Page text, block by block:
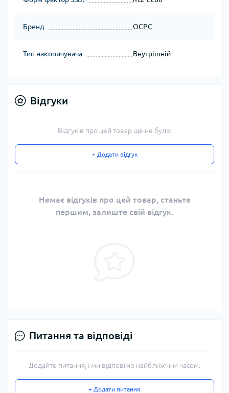
Бренд OCPC
Тип накопичувача Внутрішній
Відгуки
Відгуків про цей товар ще не було.
+ Додати відгук
Немає відгуків про цей товар, станьте
першим, залиште свій відгук.
Питання та відповіді
Додайте питання, і ми відповімо найближчим часом.
+ Додати питання